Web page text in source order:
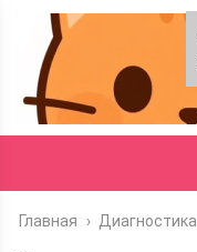
Главная › Диагностика